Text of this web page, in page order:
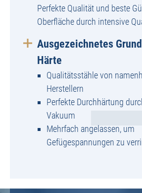
Perfekte Qualität und beste
Oberfläche durch intensive
Ausgezeichnetes
Härte
Qualitätsstähle von
Herstellern
Perfekte Durchhärtung
Vakuum
Mehrfach angelassen, um
Gefügespannungen zu